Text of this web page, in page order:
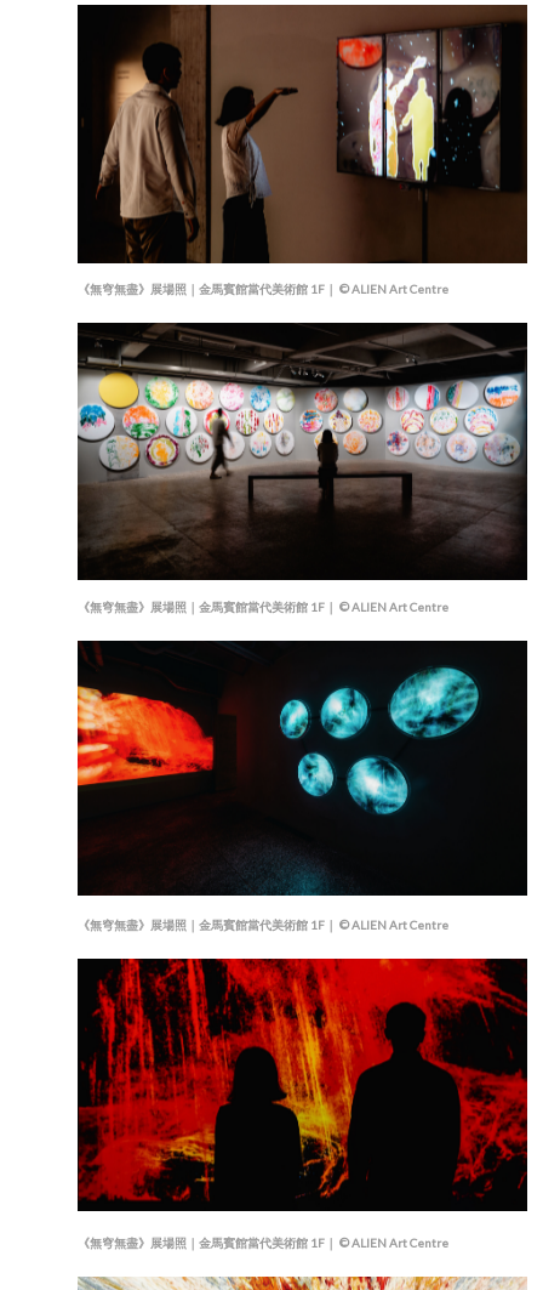
《無穹無盡》展場照｜金馬賓館當代美術館 1F｜ © ALIEN Art Centre
《無穹無盡》展場照｜金馬賓館當代美術館 1F｜ © ALIEN Art Centre
《無穹無盡》展場照｜金馬賓館當代美術館 1F｜ © ALIEN Art Centre
《無穹無盡》展場照｜金馬賓館當代美術館 1F｜ © ALIEN Art Centre